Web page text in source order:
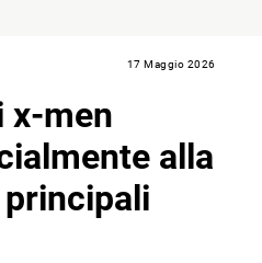
17 Maggio 2026
x-men
alla